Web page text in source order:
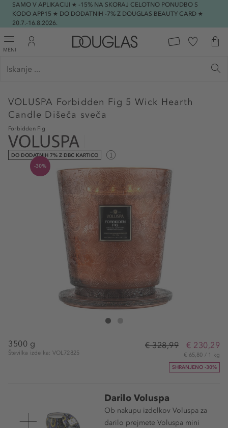
SAMO V APLIKACIJI ★ -15% NA SKORAJ CELOTNO PONUDBO S
KODO APP15 ★ DO DODATNIH -7% Z DOUGLAS BEAUTY CARD ★
20.7.-16.8.2026.
MENI
VOLUSPA Forbidden Fig 5 Wick Hearth
Candle Dišeča sveča
Forbidden Fig
DO DODATNIH 7% Z DBC KARTICO
-30%
VOLUSPA Forbidden Fig 5 Wick Hearth Candle
3500 g
Številka izdelka: VOL72825
€ 328,99 € 230,29
€ 65,80 / 1 kg
SHRANJENO -30%
Darilo Voluspa
Ob nakupu izdelkov Voluspa za
darilo prejmete Voluspa mini